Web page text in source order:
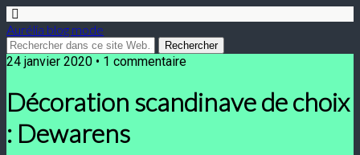
Aurélia blog mode
24 janvier 2020 • 1 commentaire
Décoration scandinave de choix
: Dewarens